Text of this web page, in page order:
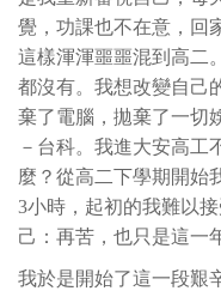
覺，功課也不在意，回
這樣渾渾噩噩混到高二
都沒有。我想改變自己
棄了電腦，拋棄了一切
－台科。我進大安高工
麼？從高二下學期開始
3小時，起初的我難以
己：再苦，也只是這一
我於是開始了這一段艱